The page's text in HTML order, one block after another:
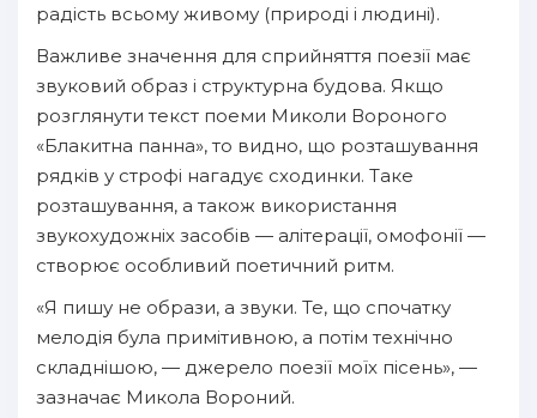
радість всьому живому (природі і людині).
Важливе значення для сприйняття поезії має
звуковий образ і структурна будова. Якщо
розглянути текст поеми Миколи Вороного
«Блакитна панна», то видно, що розташування
рядків у строфі нагадує сходинки. Таке
розташування, а також використання
звукохудожніх засобів — алітерації, омофонії —
створює особливий поетичний ритм.
«Я пишу не образи, а звуки. Те, що спочатку
мелодія була примітивною, а потім технічно
складнішою, — джерело поезії моїх пісень», —
зазначає Микола Вороний.